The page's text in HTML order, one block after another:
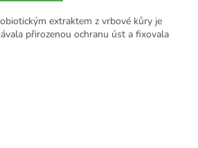
extraktem z vrbové kůry je
přirozenou ochranu úst a fixovala